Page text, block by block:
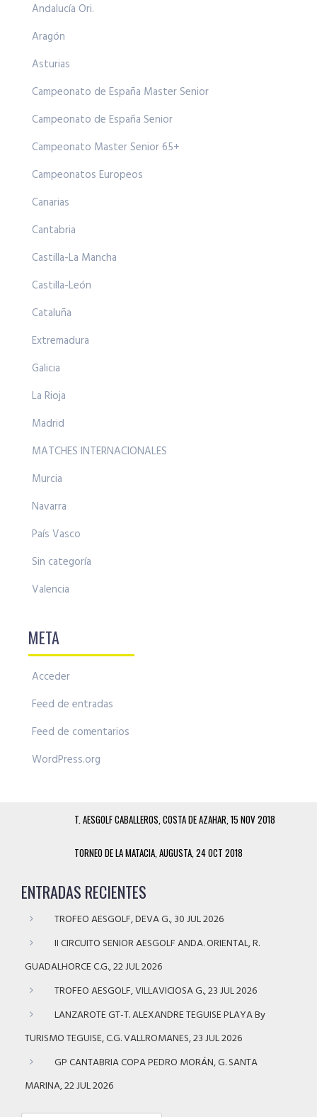
Andalucía Ori.
Aragón
Asturias
Campeonato de España Master Senior
Campeonato de España Senior
Campeonato Master Senior 65+
Campeonatos Europeos
Canarias
Cantabria
Castilla-La Mancha
Castilla-León
Cataluña
Extremadura
Galicia
La Rioja
Madrid
MATCHES INTERNACIONALES
Murcia
Navarra
País Vasco
Sin categoría
Valencia
META
Acceder
Feed de entradas
Feed de comentarios
WordPress.org
T. AESGOLF CABALLEROS, COSTA DE AZAHAR, 15 NOV 2018
TORNEO DE LA MATACIA, AUGUSTA, 24 OCT 2018
ENTRADAS RECIENTES
TROFEO AESGOLF, DEVA G., 30 JUL 2026
II CIRCUITO SENIOR AESGOLF ANDA. ORIENTAL, R.
GUADALHORCE C.G., 22 JUL 2026
TROFEO AESGOLF, VILLAVICIOSA G., 23 JUL 2026
LANZAROTE GT-T. ALEXANDRE TEGUISE PLAYA By
TURISMO TEGUISE, C.G. VALLROMANES, 23 JUL 2026
GP CANTABRIA COPA PEDRO MORÁN, G. SANTA
MARINA, 22 JUL 2026